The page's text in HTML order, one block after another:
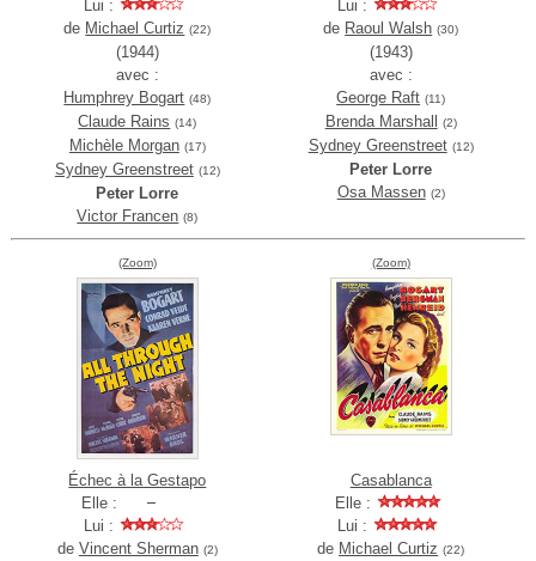
Lui :
de Michael Curtiz (22)
(1944)
avec :
Humphrey Bogart (48)
Claude Rains (14)
Michèle Morgan (17)
Sydney Greenstreet (12)
Peter Lorre
Victor Francen (8)
Lui :
de Raoul Walsh (30)
(1943)
avec :
George Raft (11)
Brenda Marshall (2)
Sydney Greenstreet (12)
Peter Lorre
Osa Massen (2)
(Zoom)
Échec à la Gestapo
Elle :
Lui :
de Vincent Sherman (2)
(Zoom)
Casablanca
Elle :
Lui :
de Michael Curtiz (22)